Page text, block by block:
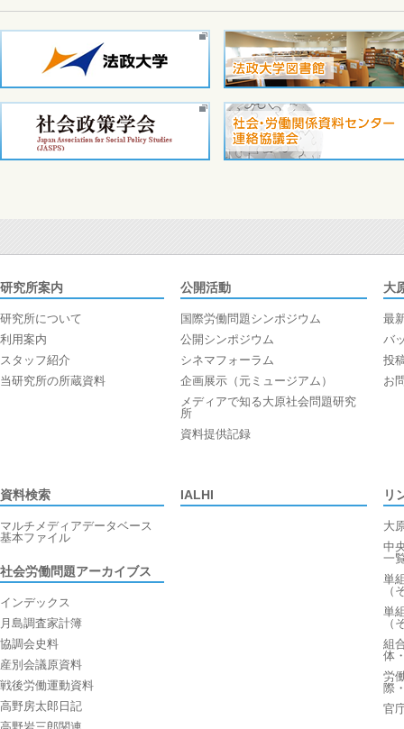
研究所案内
研究所について
利用案内
スタッフ紹介
当研究所の所蔵資料
公開活動
国際労働問題シンポジウム
公開シンポジウム
シネマフォーラム
企画展示（元ミュージアム）
メディアで知る大原社会問題研究
所
資料提供記録
大
最
バ
投
お
資料検索
マルチメディアデータベース
基本ファイル
社会労働問題アーカイブス
インデックス
月島調査家計簿
協調会史料
産別会議原資料
戦後労働運動資料
高野房太郎日記
IALHI リ
大
中
一
単
（
単
（
組
体
労
際
官